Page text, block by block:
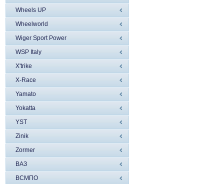
Wheels UP
Wheelworld
Wiger Sport Power
WSP Italy
X'trike
X-Race
Yamato
Yokatta
YST
Zinik
Zormer
ВАЗ
ВСМПО